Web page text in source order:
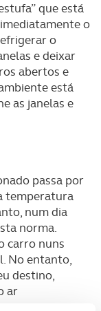
que está
o
o
e deixar
abertos e
está
as janelas e
passa por
temperatura
num dia
norma.
carro nuns
No entanto,
destino,
ar
seja menor